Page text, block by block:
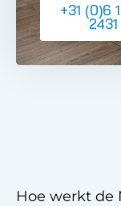
+31 (0)6
2431
Hoe werkt de